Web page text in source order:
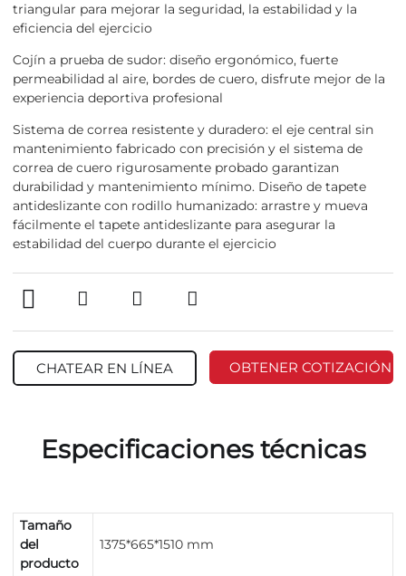
triangular para mejorar la seguridad, la estabilidad y la
eficiencia del ejercicio
Cojín a prueba de sudor: diseño ergonómico, fuerte
permeabilidad al aire, bordes de cuero, disfrute mejor de la
experiencia deportiva profesional
Sistema de correa resistente y duradero: el eje central sin
mantenimiento fabricado con precisión y el sistema de
correa de cuero rigurosamente probado garantizan
durabilidad y mantenimiento mínimo. Diseño de tapete
antideslizante con rodillo humanizado: arrastre y mueva
fácilmente el tapete antideslizante para asegurar la
estabilidad del cuerpo durante el ejercicio
CHATEAR EN LÍNEA OBTENER COTIZACIÓN
Especificaciones técnicas
Tamaño
del
producto
1375*665*1510 mm